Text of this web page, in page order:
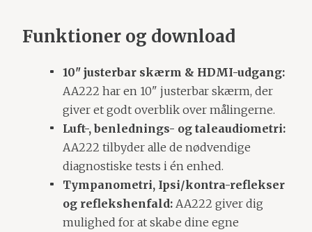
Funktioner og download
10" justerbar skærm & HDMI-udgang:
AA222 har en 10" justerbar skærm, der
giver et godt overblik over målingerne.
Luft-, benlednings- og taleaudiometri:
AA222 tilbyder alle de nødvendige
diagnostiske tests i én enhed.
Tympanometri, Ipsi/kontra-reflekser
og reflekshenfald:AA222 giver dig
mulighed for at skabe dine egne